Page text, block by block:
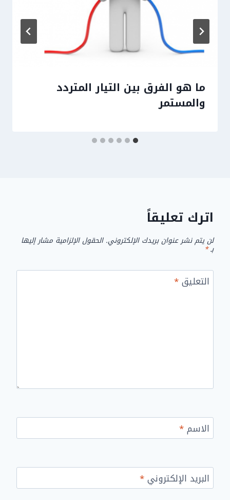
ما هو الفرق بين التيار المتردد
والمستمر
اترك تعليقاً
لن يتم نشر عنوان بريدك الإلكتروني. الحقول الإلزامية مشار إليها
بـ*
التعليق*
الاسم*
البريد الإلكتروني*